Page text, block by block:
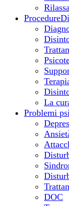
Procedure
La
Problemi
DOC